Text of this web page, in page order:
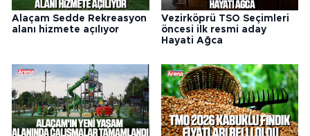
Alaçam Sedde Rekreasyon
alanı hizmete açılıyor
Vezirköprü TSO Seçimleri
öncesi ilk resmi aday
Hayati Ağca